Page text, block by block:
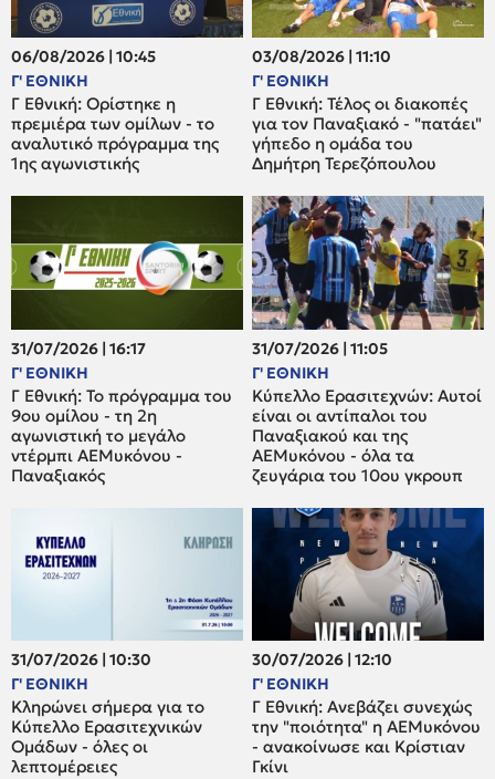
06/08/2026 | 10:45
Γ' ΕΘΝΙΚΗ
Γ Εθνική: Ορίστηκε η
πρεμιέρα των ομίλων - το
αναλυτικό πρόγραμμα της
1ης αγωνιστικής
03/08/2026 | 11:10
Γ' ΕΘΝΙΚΗ
Γ Εθνική: Τέλος οι διακοπές
για τον Παναξιακό - "πατάει"
γήπεδο η ομάδα του
Δημήτρη Τερεζόπουλου
31/07/2026 | 16:17
Γ' ΕΘΝΙΚΗ
Γ Εθνική: Το πρόγραμμα του
9ου ομίλου - τη 2η
αγωνιστική το μεγάλο
ντέρμπι ΑΕΜυκόνου -
Παναξιακός
31/07/2026 | 11:05
Γ' ΕΘΝΙΚΗ
Κύπελλο Ερασιτεχνών: Αυτοί
είναι οι αντίπαλοι του
Παναξιακού και της
ΑΕΜυκόνου - όλα τα
ζευγάρια του 10ου γκρουπ
31/07/2026 | 10:30
Γ' ΕΘΝΙΚΗ
Κληρώνει σήμερα για το
Κύπελλο Ερασιτεχνικών
Ομάδων - όλες οι
λεπτομέρειες
30/07/2026 | 12:10
Γ' ΕΘΝΙΚΗ
Γ Εθνική: Ανεβάζει συνεχώς
την "ποιότητα" η ΑΕΜυκόνου
- ανακοίνωσε και Κρίστιαν
Γκίνι